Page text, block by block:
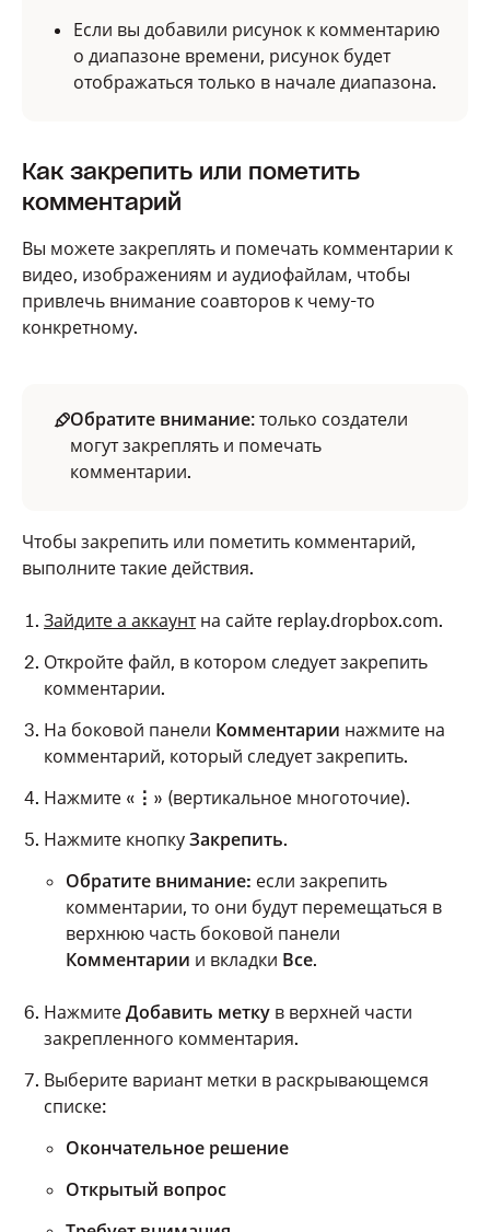
Если вы добавили рисунок к комментарию
о диапазоне времени, рисунок будет
отображаться только в начале диапазона.
редактора к файлам Replay, если у пользователя,
создавшего проект, есть
добавлять и просматривать только владелец
проекта или пользователь, добавленный в этот
конкретный проект в качестве редактора.
редакторов:
Зайдите а аккаунт
прокомментировать, нажав на его миниатюру.
Переместите ползунок или нажмите на шкале
опубликовать комментарий.
Введите свой комментарий в текстовом поле
внизу.
Нажмите на раскрывающийся список рядом с
пунктомОпубликовать.
ВыберитеРедакторы (вид).
Нажмите Опубликовать.
Обратите внимание:
редакторов можно только в проектах,
созданных кем-то, у кого есть дополнение
Replay, но редакторам необязательно
иметь это дополнение, чтобы оставлять и
редакторов.
Опция оставлять комментарии только для
редакторов отображается, только если
Как закрепить или пометить
комментарий
Вы можете закреплять и помечать комментарии к
видео, изображениям и аудиофайлам, чтобы
привлечь внимание соавторов к чему-то
конкретному.
Обратите внимание: только создатели
могут закреплять и помечать
комментарии.
Чтобы закрепить или пометить комментарий,
выполните такие действия.
Зайдите а аккаунтна сайте replay.dropbox.com.
Откройте файл, в котором следует закрепить
комментарии.
На боковой панели Комментарии нажмите на
комментарий, который следует закрепить.
Нажмите « ⋮ » (вертикальное многоточие).
Нажмите кнопку Закрепить.
Обратите внимание: если закрепить
комментарии, то они будут перемещаться в
верхнюю часть боковой панели
Комментарии и вкладки Все.
Нажмите Добавить метку в верхней части
закрепленного комментария.
Выберите вариант метки в раскрывающемся
списке:
Окончательное решение
Открытый вопрос